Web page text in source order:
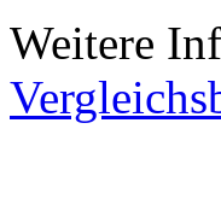
Weitere